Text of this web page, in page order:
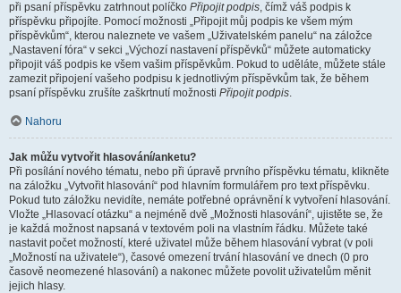
při psaní příspěvku zatrhnout políčko Připojit podpis, čímž váš podpis k
příspěvku připojíte. Pomocí možnosti „Připojit můj podpis ke všem mým
příspěvkům“, kterou naleznete ve vašem „Uživatelském panelu“ na záložce
„Nastavení fóra“ v sekci „Výchozí nastavení příspěvků“ můžete automaticky
připojit váš podpis ke všem vašim příspěvkům. Pokud to uděláte, můžete stále
zamezit připojení vašeho podpisu k jednotlivým příspěvkům tak, že během
psaní příspěvku zrušíte zaškrtnutí možnosti Připojit podpis.
Nahoru
Jak můžu vytvořit hlasování/anketu?
Při posílání nového tématu, nebo při úpravě prvního příspěvku tématu, klikněte
na záložku „Vytvořit hlasování“ pod hlavním formulářem pro text příspěvku.
Pokud tuto záložku nevidíte, nemáte potřebné oprávnění k vytvoření hlasování.
Vložte „Hlasovací otázku“ a nejméně dvě „Možnosti hlasování“, ujistěte se, že
je každá možnost napsaná v textovém poli na vlastním řádku. Můžete také
nastavit počet možností, které uživatel může během hlasování vybrat (v poli
„Možností na uživatele“), časové omezení trvání hlasování ve dnech (0 pro
časově neomezené hlasování) a nakonec můžete povolit uživatelům měnit
jejich hlasy.